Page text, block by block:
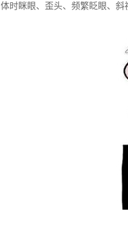
体时眯眼、歪头、频繁眨眼、斜